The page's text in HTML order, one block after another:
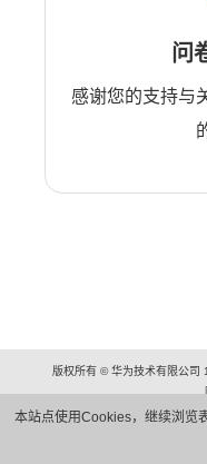
本站点使用Cookies，继续浏览
问
感谢您的支持与
版权所有 © 华为技术有限公